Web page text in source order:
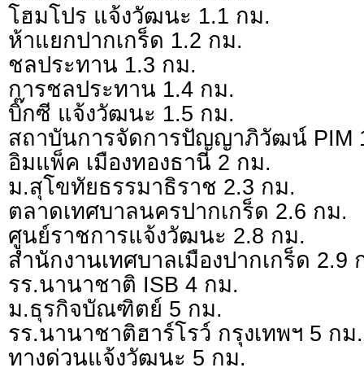
โฮมโปร แจ้งวัฒนะ 1.1 กม.
ห้าแยกปากเกร็ด 1.2 กม.
ชลประทาน 1.3 กม.
การชลประทาน 1.4 กม.
บิ๊กซี แจ้งวัฒนะ 1.5 กม.
สถาบันการจัดการปัญญาภิวัฒน์ PIM
อิมแพ็ค เมืองทองธานี 2 กม.
ม.สุโขทัยธรรมาธิราช 2.3 กม.
ตลาดเทศบาลนครปากเกร็ด 2.6 กม.
ศูนย์ราชการแจ้งวัฒนะ 2.8 กม.
สำนักงานเทศบาลเมืองปากเกร็ด 2.9
รร.นานาชาติ ISB 4 กม.
ม.ธุรกิจบัณฑิตย์ 5 กม.
รร.นานาชาติฮาร์โรว์ กรุงเทพฯ 5 กม.
ทางด่วนแจ้งวัฒนะ 5 กม.